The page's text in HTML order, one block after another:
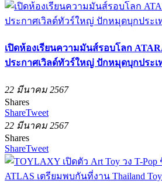
เปิดห้องเรียนความมันส์รอบโลก
ประกาศเวิลด์ทัวร์ใหญ่ ปักหมุดบุกประ
22 มีนาคม 2567
Shares
ShareTweet
22 มีนาคม 2567
Shares
ShareTweet